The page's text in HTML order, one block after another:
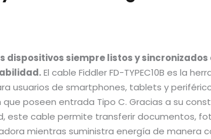
dispositivos siempre listos y sincronizados
El cable Fiddler FD-TYPEC10B es la
usuarios de smartphones, tablets y
poseen entrada Tipo C. Gracias a su
este cable permite transferir documentos,
mientras suministra energía de manera